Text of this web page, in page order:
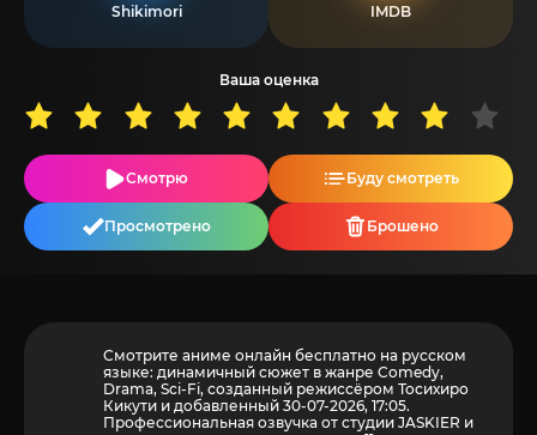
Shikimori IMDB
Ваша оценка
Смотрю Буду смотреть
Просмотрено Брошено
Смотрите аниме онлайн бесплатно на русском
языке: динамичный сюжет в жанре Comedy,
Drama, Sci-Fi, созданный режиссёром Тосихиро
Кикути и добавленный 30-07-2026, 17:05.
Профессиональная озвучка от студии JASKIER и